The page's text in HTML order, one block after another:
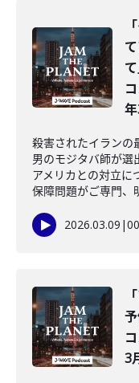
殺害されたイランの
男のモジタバ師が選
アメリカとの対立に
保障問題がご専門、
2026.03.09 |
3